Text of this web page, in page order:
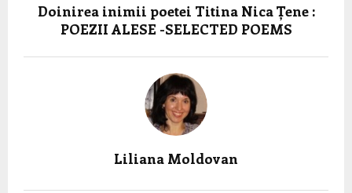
Doinirea inimii poetei Titina Nica Țene :
POEZII ALESE -SELECTED POEMS
Liliana Moldovan